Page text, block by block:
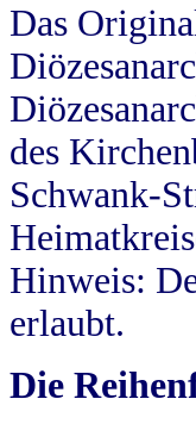
Das
des
Schwank-
Hinweis:
erlaubt.
Die